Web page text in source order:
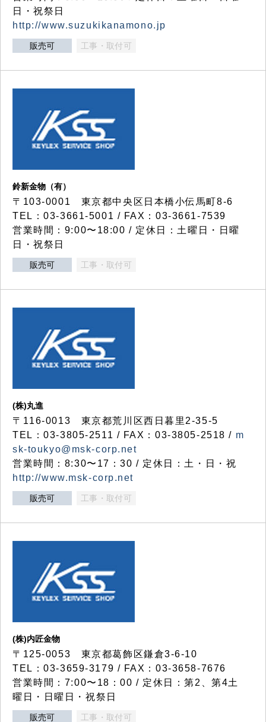
日・祝祭日
http://www.suzukikanamono.jp
販売可 工事・取付可
鈴新金物（有）
〒103-0001 東京都中央区日本橋小伝馬町8-6
TEL：03-3661-5001 / FAX：03-3661-7539
営業時間：9:00〜18:00 / 定休日：土曜日・日曜
日・祝祭日
販売可 工事・取付可
(株)丸進
〒116-0013 東京都荒川区西日暮里2-35-5
TEL：03-3805-2511 / FAX：03-3805-2518 / m
sk-toukyo@msk-corp.net
営業時間：8:30〜17：30 / 定休日：土・日・祝
http://www.msk-corp.net
販売可 工事・取付可
(株)内匠金物
〒125-0053 東京都葛飾区鎌倉3-6-10
TEL：03-3659-3179 / FAX：03-3658-7676
営業時間：7:00〜18：00 / 定休日：第2、第4土
曜日・日曜日・祝祭日
販売可 工事・取付可